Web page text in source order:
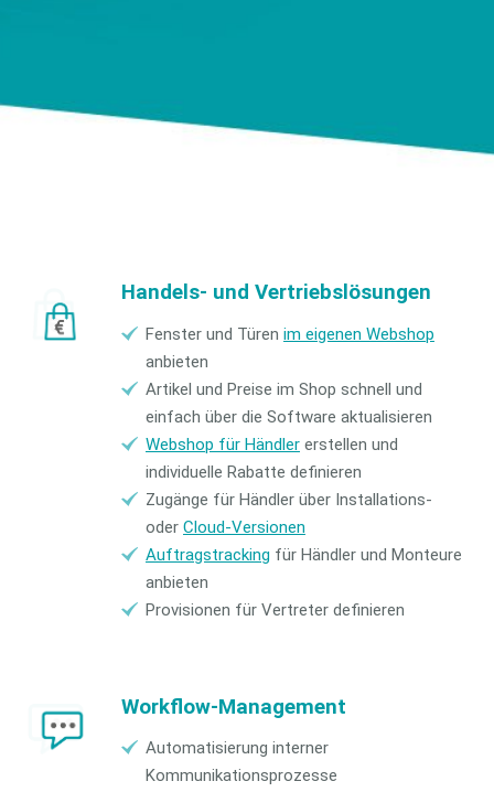
Handels- und Vertriebslösungen
Fenster und Türen im eigenen Webshop
anbieten
Artikel und Preise im Shop schnell und
einfach über die Software aktualisieren
Webshop für Händler erstellen und
individuelle Rabatte definieren
Zugänge für Händler über Installations-
oder Cloud-Versionen
Auftragstracking für Händler und Monteure
anbieten
Provisionen für Vertreter definieren
Workflow-Management
Automatisierung interner
Kommunikationsprozesse